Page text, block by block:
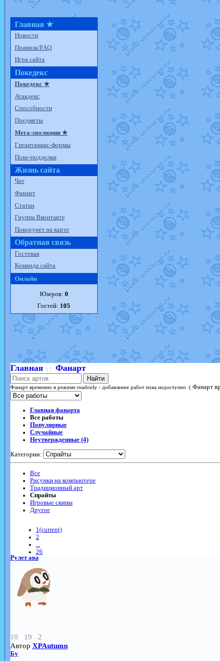
Главная ★
Новости
Правила/FAQ
Игра сайта
Покедекс
Покедекс ★
Атакдекс
Способности
Предметы
Мега-эволюции ★
Гигантамакс-формы
Поке-подделки
Жизнь сайта
Чат
Фанарт
Статьи
Группа Вконтакте
Покерунет на карте
Обратная связь
Гостевая
Команда сайта
Онлайн
Юзеров: 0
Гостей: 105
Главная: : Фанарт
Найти
Фанарт временно в режиме readonly - добавление работ пока недоступно :( Фанарт
Главная фанарта
Все работы
Популярные
Случайные
Неутвержденные (4)
Категории:
Все
Рисунки на компьютере
Традиционный арт
Спрайты
Игровые скины
Другое
1(current)
2
...
26
Рулет ава
10 19 2
Автор XPAutumn
Бу